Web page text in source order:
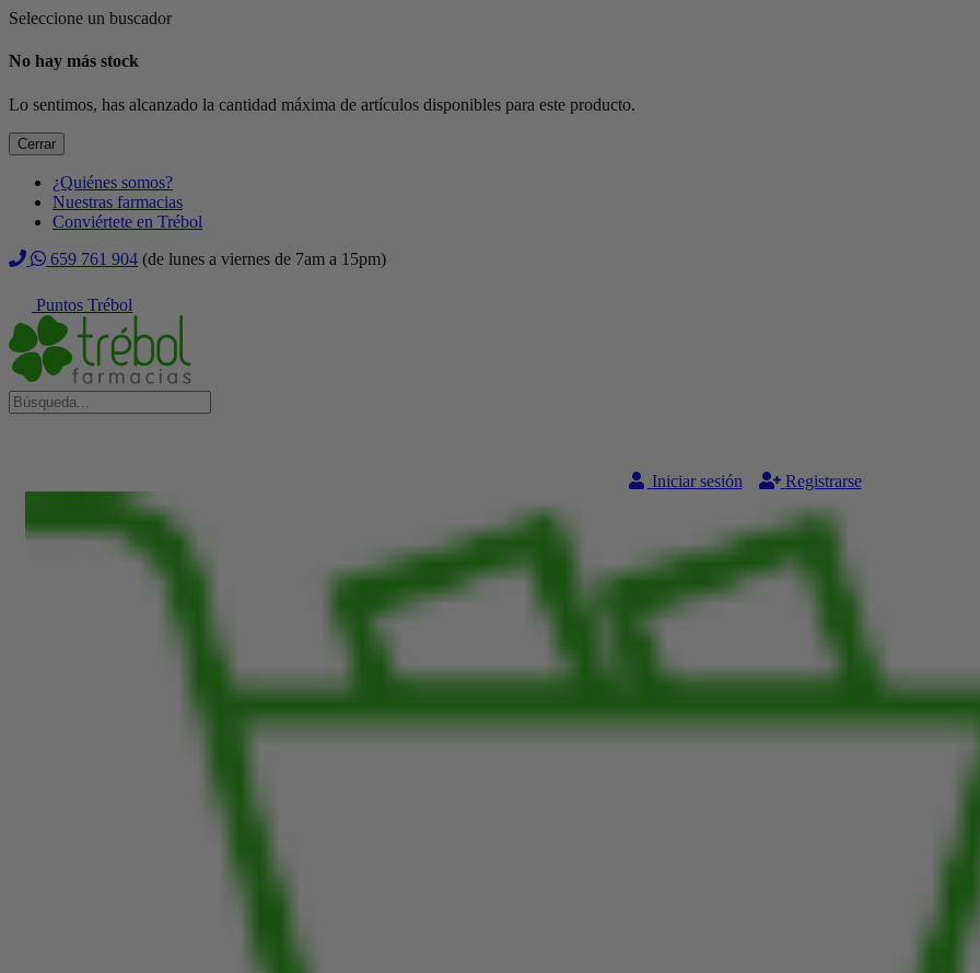
Seleccione un buscador
No hay más stock
Lo sentimos, has alcanzado la cantidad máxima de artículos disponibles para este producto.
Cerrar
¿Quiénes somos?
Nuestras farmacias
Conviértete en Trébol
659 761 904 (de lunes a viernes de 7am a 15pm)
Puntos Trébol
Iniciar sesión Registrarse